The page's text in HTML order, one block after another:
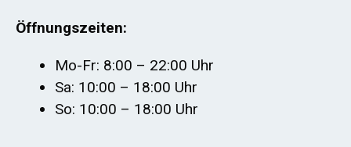
Öffnungszeiten:
Mo-Fr: 8:00 – 22:00 Uhr
Sa: 10:00 – 18:00 Uhr
So: 10:00 – 18:00 Uhr